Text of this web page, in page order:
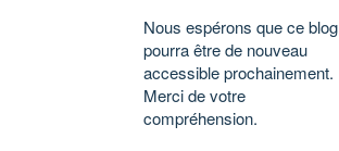
Nous espérons que ce blog
pourra être de nouveau
accessible prochainement.
Merci de votre
compréhension.